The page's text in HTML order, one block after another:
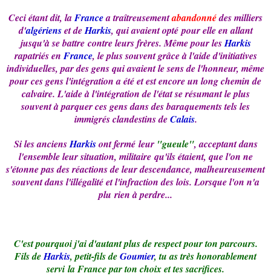
Ceci étant dit, laFrancea traîtreusementabandonnédes milliers
d'algérienset deHarkis, qui avaient opté pour elle en allant
jusqu'à se battre contre leurs frères. Même pour lesHarkis
rapatriés enFrance, le plus souvent grâce à l'aide d'initiatives
individuelles, par des gens qui avaient le sens de l'honneur, même
pour ces gens l'intégration a été et est encore un long chemin de
calvaire. L'aide à l'intégration de l'état se résumant le plus
souvent à parquer ces gens dans des baraquements tels les
immigrés clandestins deCalais.
Si les anciensHarkisont fermé leur "gueule", acceptant dans
l'ensemble leur situation, militaire qu'ils étaient, que l'on ne
s'étonne pas des réactions de leur descendance, malheureusement
souvent dans l'illégalité et l'infraction des lois. Lorsque l'on n'a
plu rien à perdre...
C'est pourquoi j'ai d'autant plus de respect pour ton parcours.
Fils deHarkis, petit-fils deGoumier, tu as très honorablement
servi la France par ton choix et tes sacrifices.